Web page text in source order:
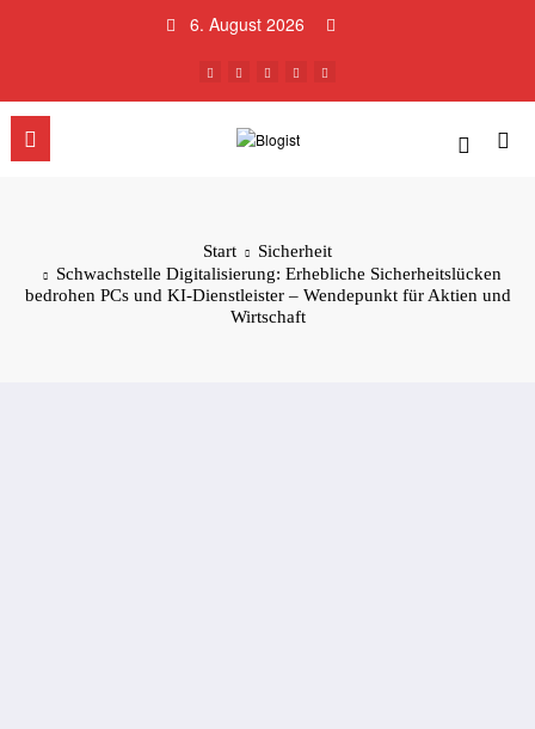
6. August 2026
Start
Sicherheit
Schwachstelle Digitalisierung: Erhebliche Sicherheitslücken
bedrohen PCs und KI-Dienstleister – Wendepunkt für Aktien und
Wirtschaft